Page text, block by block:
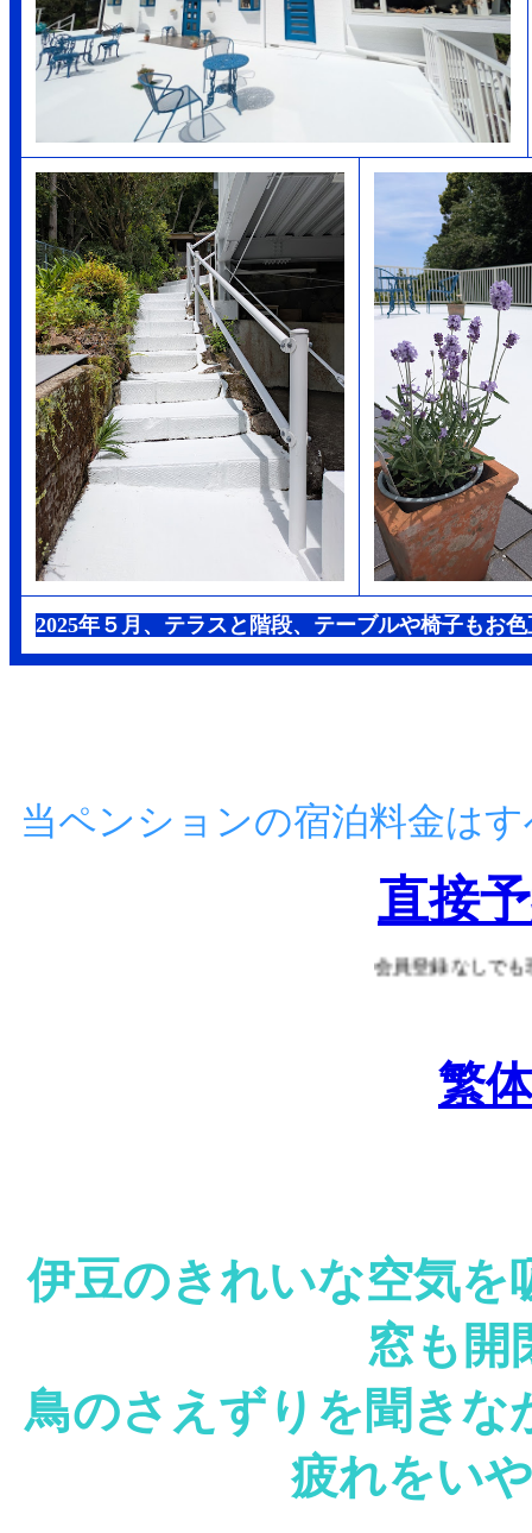
2025年５月、テラスと階段、テーブルや椅子もお
当ペンションの宿泊料金は
直接
会員登録なしでも現金決済でなっ
繁
伊豆のきれいな空気を
窓も開
鳥のさえずりを聞きな
疲れをい